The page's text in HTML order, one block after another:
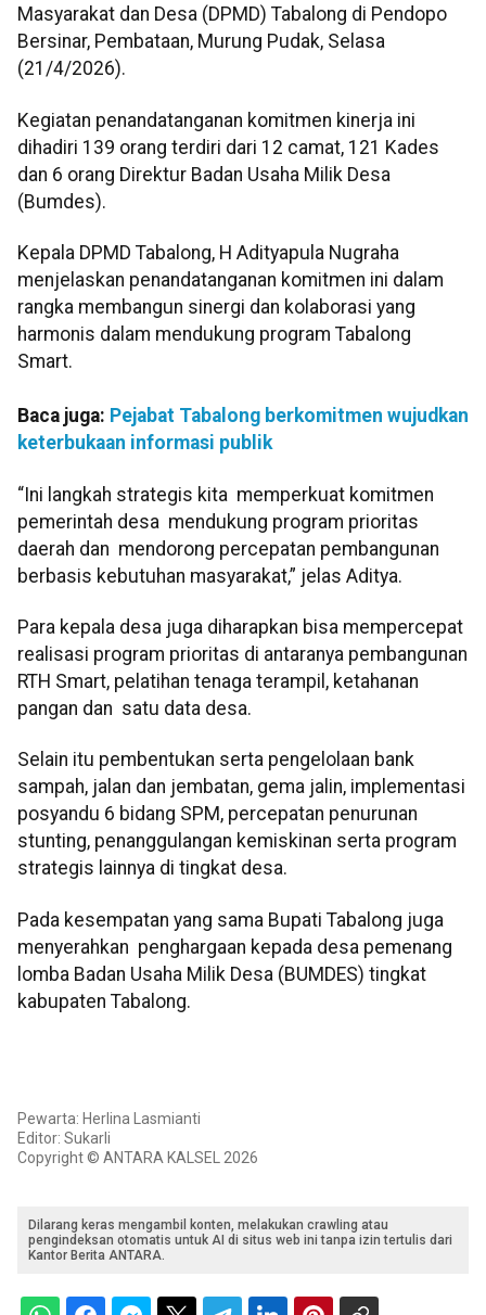
Masyarakat dan Desa (DPMD) Tabalong di Pendopo
Bersinar, Pembataan, Murung Pudak, Selasa
(21/4/2026).
Kegiatan penandatanganan komitmen kinerja ini
dihadiri 139 orang terdiri dari 12 camat, 121 Kades
dan 6 orang Direktur Badan Usaha Milik Desa
(Bumdes).
Kepala DPMD Tabalong, H Adityapula Nugraha
menjelaskan penandatanganan komitmen ini dalam
rangka membangun sinergi dan kolaborasi yang
harmonis dalam mendukung program Tabalong
Smart.
Baca juga: Pejabat Tabalong berkomitmen wujudkan
keterbukaan informasi publik
“Ini langkah strategis kita memperkuat komitmen
pemerintah desa mendukung program prioritas
daerah dan mendorong percepatan pembangunan
berbasis kebutuhan masyarakat,” jelas Aditya.
Para kepala desa juga diharapkan bisa mempercepat
realisasi program prioritas di antaranya pembangunan
RTH Smart, pelatihan tenaga terampil, ketahanan
pangan dan satu data desa.
Selain itu pembentukan serta pengelolaan bank
sampah, jalan dan jembatan, gema jalin, implementasi
posyandu 6 bidang SPM, percepatan penurunan
stunting, penanggulangan kemiskinan serta program
strategis lainnya di tingkat desa.
Pada kesempatan yang sama Bupati Tabalong juga
menyerahkan penghargaan kepada desa pemenang
lomba Badan Usaha Milik Desa (BUMDES) tingkat
kabupaten Tabalong.
Pewarta: Herlina Lasmianti
Editor: Sukarli
Copyright © ANTARA KALSEL 2026
Dilarang keras mengambil konten, melakukan crawling atau
pengindeksan otomatis untuk AI di situs web ini tanpa izin tertulis dari
Kantor Berita ANTARA.